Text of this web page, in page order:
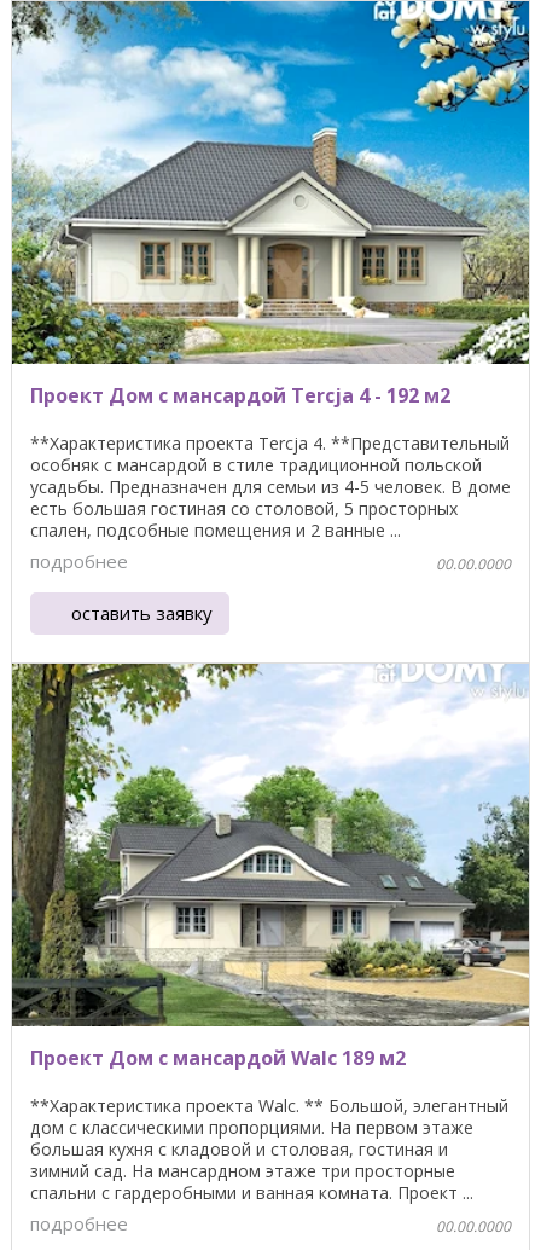
Проект Дом с мансардой Tercja 4 - 192 м2
**Характеристика проекта Tercja 4. **Представительный
особняк с мансардой в стиле традиционной польской
усадьбы. Предназначен для семьи из 4-5 человек. В доме
есть большая гостиная со столовой, 5 просторных
спален, подсобные помещения и 2 ванные ...
подробнее 00.00.0000
оставить заявку
Проект Дом с мансардой Walc 189 м2
**Характеристика проекта Walc. ** Большой, элегантный
дом с классическими пропорциями. На первом этаже
большая кухня с кладовой и столовая, гостиная и
зимний сад. На мансардном этаже три просторные
спальни с гардеробными и ванная комната. Проект ...
подробнее 00.00.0000